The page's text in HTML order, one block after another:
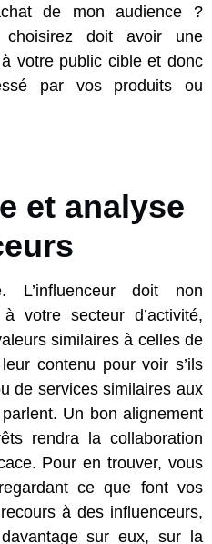
de mon audience ?
choisirez doit avoir une
votre public cible et donc
par vos produits ou
et analyse
s
L’influenceur doit non
votre secteur d’activité,
similaires à celles de
contenu pour voir s’ils
de services similaires aux
Un bon alignement
rendra la collaboration
Pour en trouver, vous
ce que font vos
à des influenceurs,
sur eux, sur la